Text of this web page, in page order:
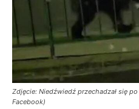
Zdjęcie: Niedźwiedź przechadzał się
Facebook)